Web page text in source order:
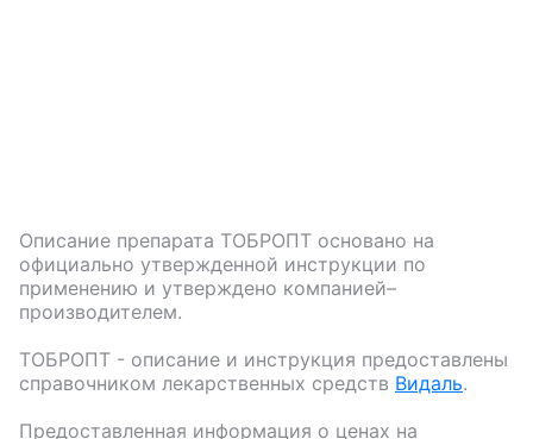
Описание препарата ТОБРОПТ основано на
официально утвержденной инструкции по
применению и утверждено компанией–
производителем.
ТОБРОПТ - описание и инструкция предоставлены
справочником лекарственных средств Видаль.
Предоставленная информация о ценах на